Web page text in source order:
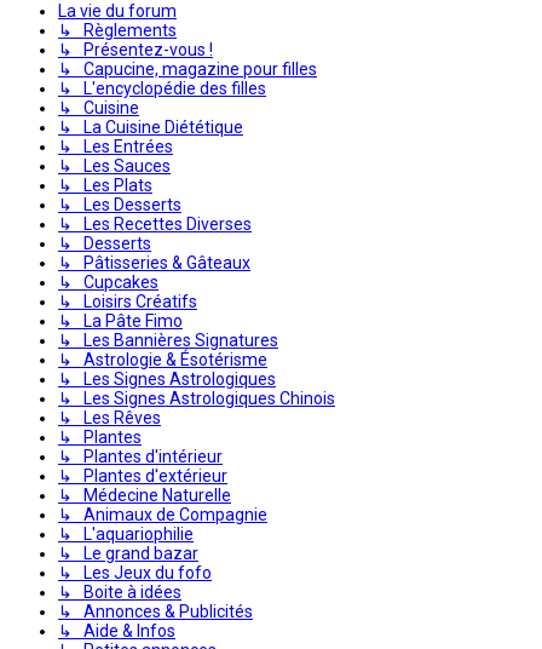
La vie du forum
↳ Règlements
↳ Présentez-vous !
↳ Capucine, magazine pour filles
↳ L'encyclopédie des filles
↳ Cuisine
↳ La Cuisine Diététique
↳ Les Entrées
↳ Les Sauces
↳ Les Plats
↳ Les Desserts
↳ Les Recettes Diverses
↳ Desserts
↳ Pâtisseries & Gâteaux
↳ Cupcakes
↳ Loisirs Créatifs
↳ La Pâte Fimo
↳ Les Bannières Signatures
↳ Astrologie & Ésotérisme
↳ Les Signes Astrologiques
↳ Les Signes Astrologiques Chinois
↳ Les Rêves
↳ Plantes
↳ Plantes d'intérieur
↳ Plantes d'extérieur
↳ Médecine Naturelle
↳ Animaux de Compagnie
↳ L'aquariophilie
↳ Le grand bazar
↳ Les Jeux du fofo
↳ Boite à idées
↳ Annonces & Publicités
↳ Aide & Infos